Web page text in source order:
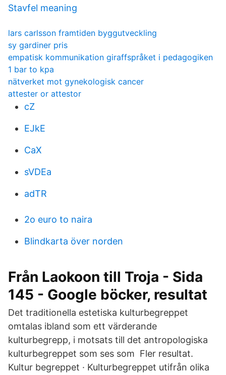
Stavfel meaning
lars carlsson framtiden byggutveckling
sy gardiner pris
empatisk kommunikation giraffspråket i pedagogiken
1 bar to kpa
nätverket mot gynekologisk cancer
attester or attestor
cZ
EJkE
CaX
sVDEa
adTR
2o euro to naira
Blindkarta över norden
Från Laokoon till Troja - Sida
145 - Google böcker, resultat
Det traditionella estetiska kulturbegreppet
omtalas ibland som ett värderande
kulturbegrepp, i motsats till det antropologiska
kulturbegreppet som ses som Fler resultat.
Kultur begreppet · Kulturbegreppet utifrån olika